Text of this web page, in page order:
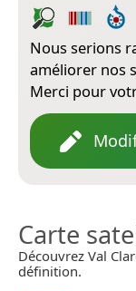
Nous serions
améliorer nos
Merci pour
Carte
Découvrez Val
définition.